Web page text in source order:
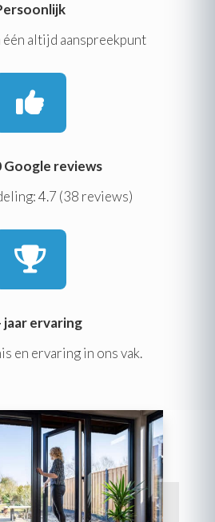
altijd aanspreekpunt
Google reviews
4.7 (38 reviews)
jaar ervaring
en ervaring in ons vak.